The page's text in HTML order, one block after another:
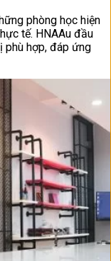
phòng học hiện
tế. HNAAu đầu
phù hợp, đáp ứng